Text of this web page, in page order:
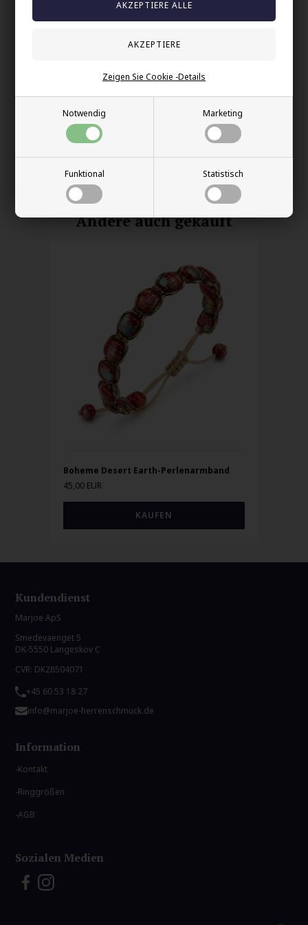
Notwendig Marketing
Funktional Statistisch
Zeigen Sie Cookie -Details
100% nikkelfrei schmuck
Lieferung 2-4 Tage
Andere auch gekauft
Boheme Desert Earth-Perlenarmband
45,00 EUR
Kundendienst
Marjoe ApS
Smedevaenget 5
DK-5550 Langeskov C
CVR: DK28504071
+45 60 53 18 27
info@marjoe-herrenschmuck.de
Information
Kontakt
Ringgrößen
AGB
Sozialen Medien